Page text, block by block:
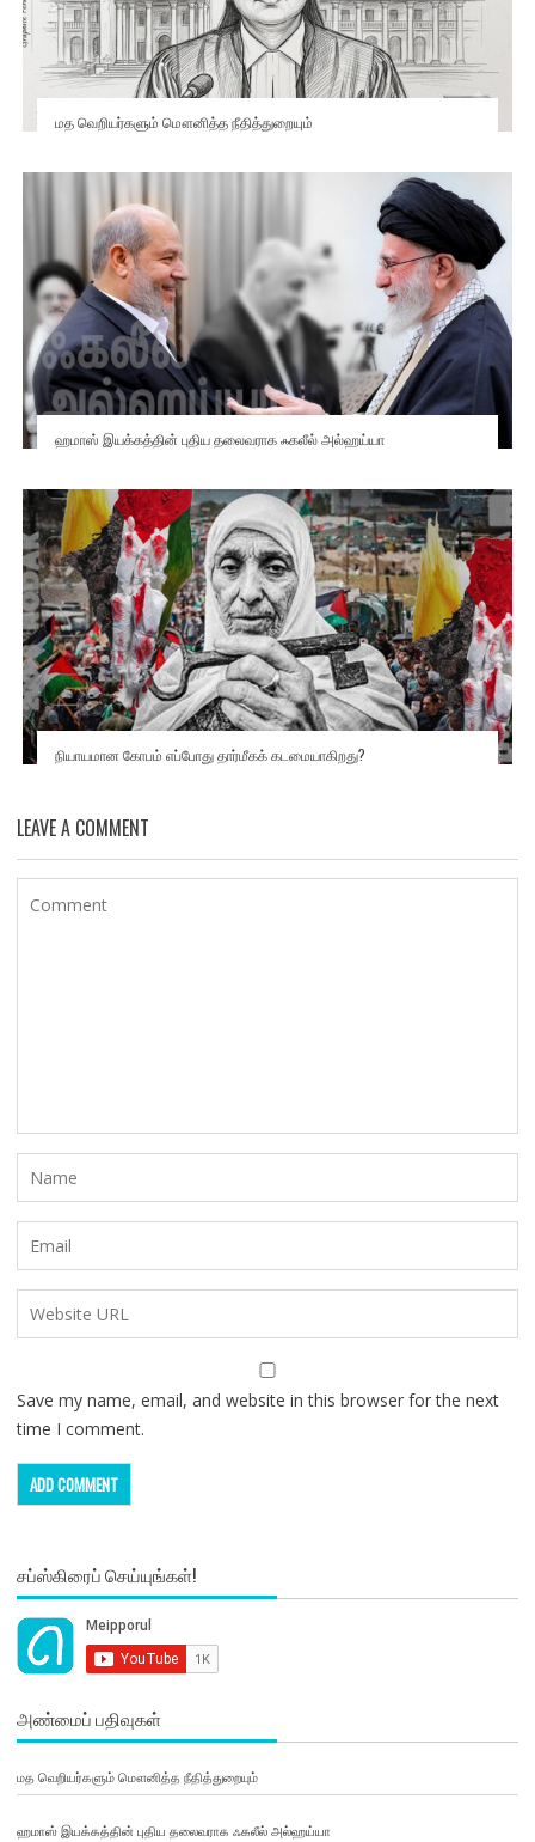
மத வெறியர்களும் மௌனித்த நீதித்துறையும்
ஹமாஸ் இயக்கத்தின் புதிய தலைவராக ஃகலீல் அல்ஹய்யா
நியாயமான கோபம் எப்போது தார்மீகக் கடமையாகிறது?
LEAVE A COMMENT
Save my name, email, and website in this browser for the next
time I comment.
சப்ஸ்கிரைப் செய்யுங்கள்!
அண்மைப் பதிவுகள்
மத வெறியர்களும் மௌனித்த நீதித்துறையும்
ஹமாஸ் இயக்கத்தின் புதிய தலைவராக ஃகலீல் அல்ஹய்யா